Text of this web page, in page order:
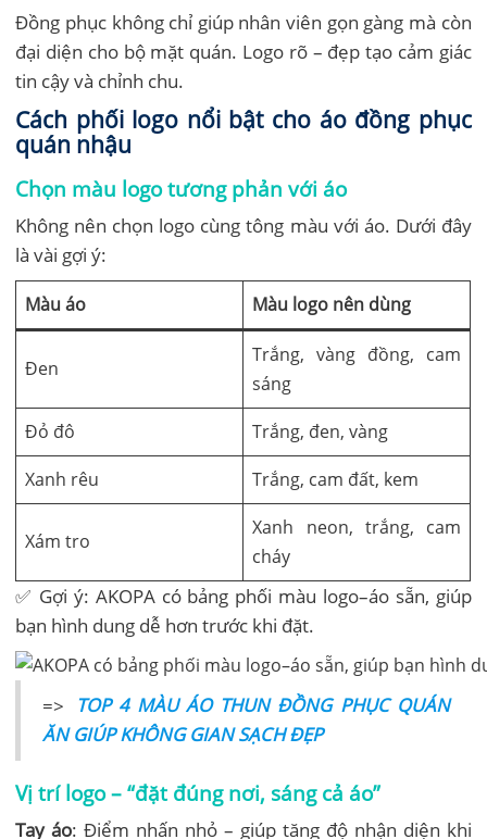
Đồng phục không chỉ giúp nhân viên gọn gàng mà còn
đại diện cho bộ mặt quán. Logo rõ – đẹp tạo cảm giác
tin cậy và chỉnh chu.
Cách phối logo nổi bật cho áo đồng phục
quán nhậu
Chọn màu logo tương phản với áo
Không nên chọn logo cùng tông màu với áo. Dưới đây
là vài gợi ý:
Màu áo Màu logo nên dùng
Đen
Trắng, vàng đồng, cam
sáng
Đỏ đô
Trắng, đen, vàng
Xanh rêu
Trắng, cam đất, kem
Xám tro
Xanh neon, trắng, cam
cháy
✅ Gợi ý: AKOPA có bảng phối màu logo–áo sẵn, giúp
bạn hình dung dễ hơn trước khi đặt.
=>
TOP 4 MÀU ÁO THUN ĐỒNG PHỤC QUÁN
ĂN GIÚP KHÔNG GIAN SẠCH ĐẸP
Vị trí logo – “đặt đúng nơi, sáng cả áo”
Tay áo: Điểm nhấn nhỏ – giúp tăng độ nhận diện khi